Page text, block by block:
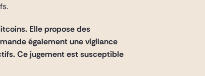
Elle propose des
également une vigilance
Ce jugement est susceptible